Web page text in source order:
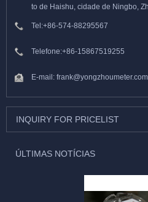
to de Haishu, cidade de Ningbo,
Tel:+86-574-88295567
Telefone:+86-15867519255
E-mail: frank@yongzhoumeter.com
INQUIRY FOR PRICELIST
ÚLTIMAS NOTÍCIAS